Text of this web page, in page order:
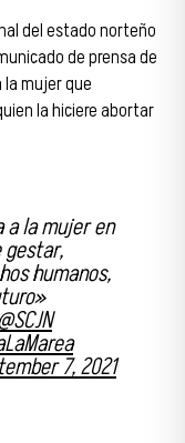
del estado norteño
de prensa de
mujer que
la hiciere abortar
la mujer en
gestar,
humanos,
7, 2021